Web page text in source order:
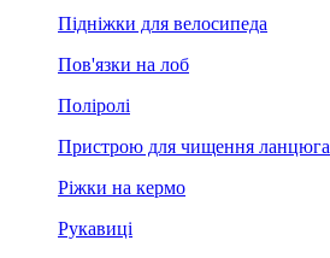
Підніжки для велосипеда
Пов'язки на лоб
Поліролі
Пристрою для чищення ланцюга
Ріжки на кермо
Рукавиці